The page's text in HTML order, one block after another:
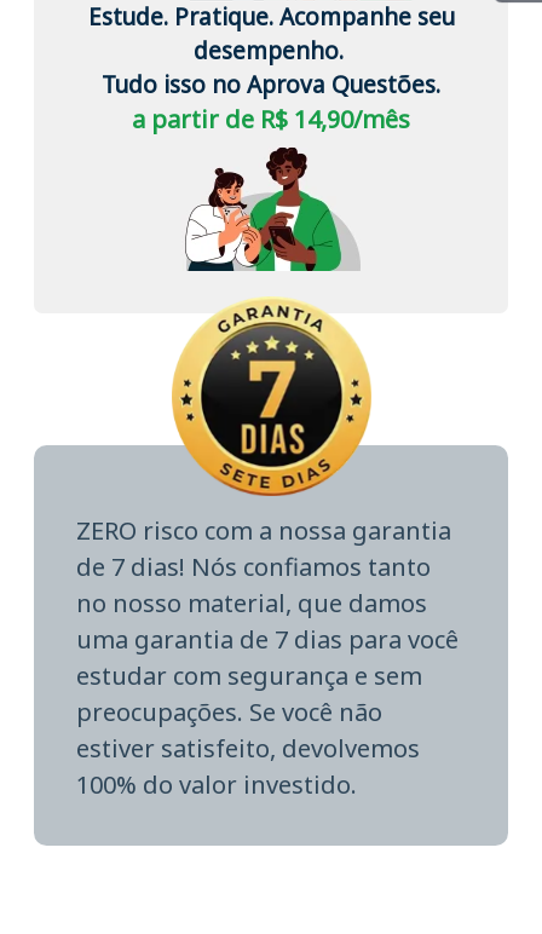
Estude. Pratique. Acompanhe seu
desempenho.
Tudo isso no Aprova Questões.
a partir de R$ 14,90/mês
ZERO risco com a nossa garantia
de 7 dias! Nós confiamos tanto
no nosso material, que damos
uma garantia de 7 dias para você
estudar com segurança e sem
preocupações. Se você não
estiver satisfeito, devolvemos
100% do valor investido.